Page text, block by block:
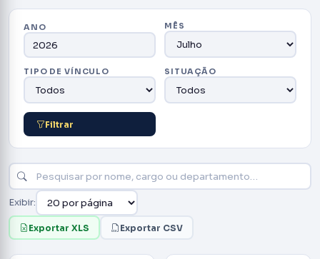
ANO MÊS
TIPO DE VÍNCULO SITUAÇÃO
Filtrar
Exibir:
Exportar XLS Exportar CSV